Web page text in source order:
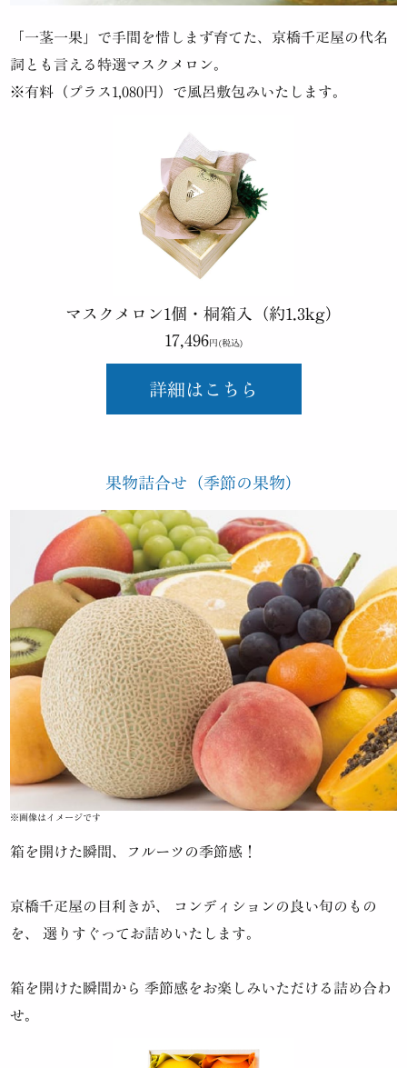
「一茎一果」で手間を惜しまず育てた、 京橋千疋屋の代名
詞とも言える特選マスクメロン。
※有料（プラス1,080円）で風呂敷包みいたします。
マスクメロン1個・桐箱入（約1.3kg）
17,496円(税込)
詳細はこちら
果物詰合せ（季節の果物）
※画像はイメージです
箱を開けた瞬間、フルーツの季節感！
京橋千疋屋の目利きが、
コンディションの良い旬のもの
を、
選りすぐってお詰めいたします。
箱を開けた瞬間から 季節感をお楽しみいただける詰め合わ
せ。